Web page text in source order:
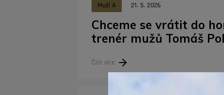
Muži A 21. 5. 2026
Chceme se vrátit do
trenér mužů Tomáš
Číst více